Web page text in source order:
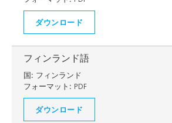
ダウンロード
フィンランド語
国: フィンランド
フォーマット: PDF
ダウンロード